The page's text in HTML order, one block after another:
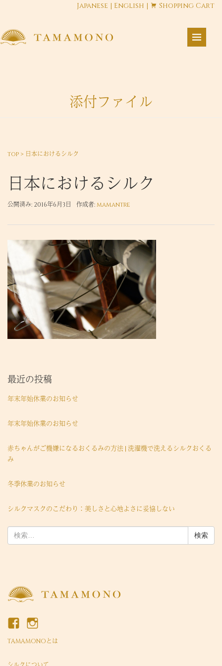
Japanese | English | Shopping Cart
添付ファイル
top > 日本におけるシルク
日本におけるシルク
公開済み: 2016年6月3日 作成者:mamantre
最近の投稿
年末年始休業のお知らせ
年末年始休業のお知らせ
赤ちゃんがご機嫌になるおくるみの方法 | 洗濯機で洗えるシルクおくる
み
冬季休業のお知らせ
シルクマスクのこだわり：美しさと心地よさに妥協しない
索:
TAMAMONOとは